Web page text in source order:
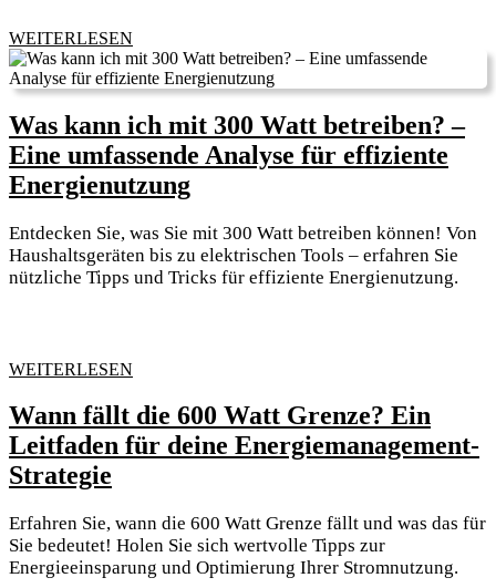
Ein
Leitfaden
für
Unternehmer
WEITERLESEN
Was kann ich mit 300 Watt betreiben? –
Eine umfassende Analyse für effiziente
EnergienutzungWas
ich
mit
Eine
umfassende
für
effiziente
Energienutzung
Entdecken Sie, was Sie mit 300 Watt betreiben können! Von
Haushaltsgeräten bis zu elektrischen Tools – erfahren Sie
nützliche Tipps und Tricks für effiziente Energienutzung.
WEITERLESEN
Wann fällt die 600 Watt Grenze? Ein
Leitfaden für deine Energiemanagement-
Strategie
die
600
Erfahren Sie, wann die 600 Watt Grenze fällt und was das für
Sie bedeutet! Holen Sie sich wertvolle Tipps zur
Energieeinsparung und Optimierung Ihrer Stromnutzung.